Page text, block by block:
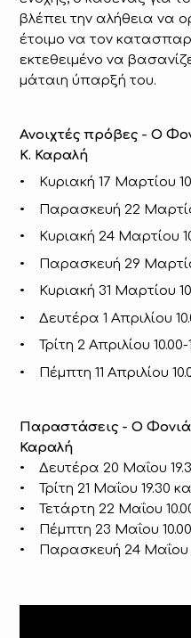
βλέπει την αλήθεια να
έτοιμο να τον
εκτεθειμένο να
μάταιη ύπαρξή του.
Ανοιχτές πρόβες - O
Κ. Καραλή
• Κυριακή 17 Μαρτίου
• Παρασκευή 22 Μαρτίου
• Κυριακή 24 Μαρτίου
• Παρασκευή 29 Μαρτίου
• Κυριακή 31 Μαρτίου
• Δευτέρα 1 Απριλίου
• Τρίτη 2 Απριλίου 10.00-
• Πέμπτη 11 Απριλίου
Παραστάσεις - O
Καραλή
• Δευτέρα 20 Μαΐου
• Τρίτη 21 Μαΐου 19.30
• Τετάρτη 22 Μαΐου
• Πέμπτη 23 Μαΐου 10.00
• Παρασκευή 24 Μαΐου